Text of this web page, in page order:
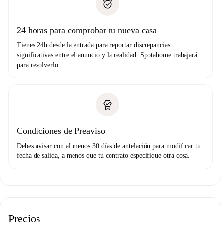
Prueba de solvencia
no nos comunicas ningún problema.
24 horas para comprobar tu nueva casa
Tienes 24h desde la entrada para reportar discrepancias
significativas entre el anuncio y la realidad. Spotahome trabajará
para resolverlo.
Condiciones de Preaviso
Debes avisar con al menos 30 días de antelación para modificar tu
fecha de salida, a menos que tu contrato especifique otra cosa.
Precios